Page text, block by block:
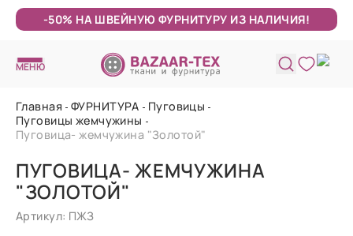
-50% НА ШВЕЙНУЮ ФУРНИТУРУ ИЗ НАЛИЧИЯ!
МЕНЮ
Главная ФУРНИТУРА
Пуговицы
Пуговицы жемчужины
Пуговица- жемчужина "Золотой"
ПУГОВИЦА- ЖЕМЧУЖИНА
"ЗОЛОТОЙ"
Артикул: ПЖЗ